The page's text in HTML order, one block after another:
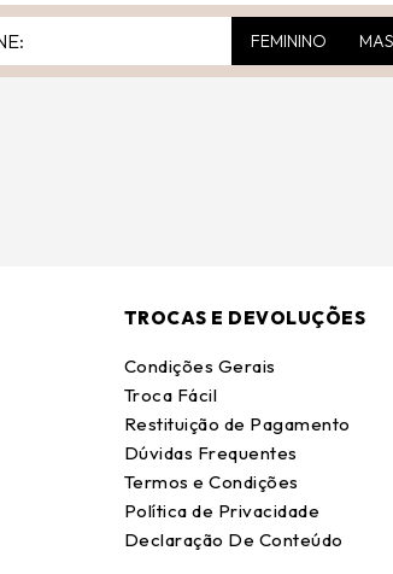
FEMININO
TROCAS E DEVOLUÇÕES
Condições Gerais
Troca Fácil
Restituição de Pagamento
Dúvidas Frequentes
Termos e Condições
Política de Privacidade
Declaração De Conteúdo